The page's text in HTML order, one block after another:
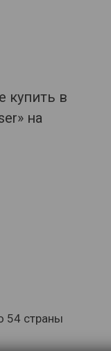
купить в
на
54 страны